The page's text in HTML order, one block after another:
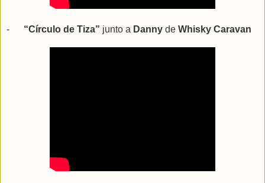
- “Círculo de Tiza” junto a Danny de Whisky Caravan